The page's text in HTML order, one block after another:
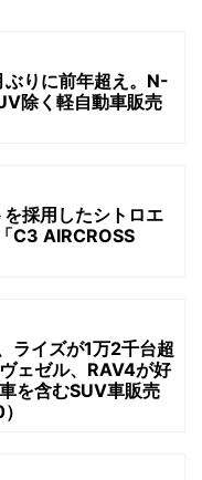
りに前年超え。N-
除く軽自動車販売
採用したシトロエ
C3 AIRCROSS
ライズが1万2千台超
ェゼル、RAV4が好
を含むSUV車販売